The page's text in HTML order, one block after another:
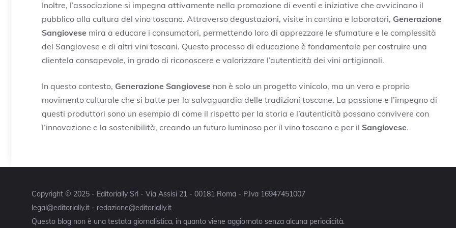
Inoltre, l’associazione si impegna attivamente nella promozione di eventi e iniziative che avvicinano il
pubblico alla cultura del vino toscano. Attraverso degustazioni, visite in cantina e laboratori, Generazione
Sangiovese mira a educare i consumatori, permettendo loro di apprezzare le sfumature e le complessità
del Sangiovese e di altri vini toscani. Questo processo di educazione è fondamentale per costruire una
clientela consapevole, in grado di riconoscere e valorizzare l’autenticità dei vini artigianali.
In questo contesto, Generazione Sangiovese non è solo un progetto vinicolo, ma un vero e proprio
movimento culturale che si batte per la salvaguardia delle tradizioni toscane. La passione e l’impegno di
questi produttori sono un esempio di come il rispetto per la storia e l’autenticità possano convivere con
l’innovazione e la sostenibilità, creando un futuro luminoso per il vino toscano e per il Sangiovese.
Copyright © 2025 - Editorially Srl - Via Assisi 21 - 00181 Roma - P.Iva 16947451007
legal@editorially.it - redazione@editorially.it
Questo blog non è una testata giornalistica, in quanto viene aggiornato senza alcuna periodicità.